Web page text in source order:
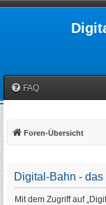
FAQ
Foren-Übersicht
Digital-Bahn -
Mit dem Zugriff auf